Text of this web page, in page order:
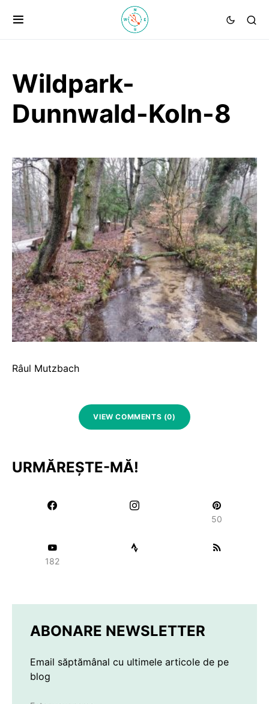
Wildpark-
Dunnwald-Koln-8
Râul Mutzbach
VIEW COMMENTS (0)
URMĂREȘTE-MĂ!
50
182
ABONARE NEWSLETTER
Email săptămânal cu ultimele articole de pe
blog